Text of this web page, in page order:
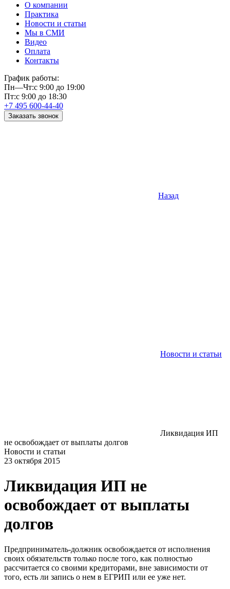
О компании
Практика
Новости и статьи
Мы в СМИ
Видео
Оплата
Контакты
График работы:
Пн—Чт:с 9:00 до 19:00
Пт:с 9:00 до 18:30
+7 495 600-44-40
Заказать звонок
Назад
Новости и статьи
Ликвидация ИП
не освобождает от выплаты долгов
Новости и статьи
23 октября 2015
Ликвидация ИП не
освобождает от выплаты
долгов
Предприниматель-должник освобождается от исполнения
своих обязательств только после того, как полностью
рассчитается со своими кредиторами, вне зависимости от
того, есть ли запись о нем в ЕГРИП или ее уже нет.